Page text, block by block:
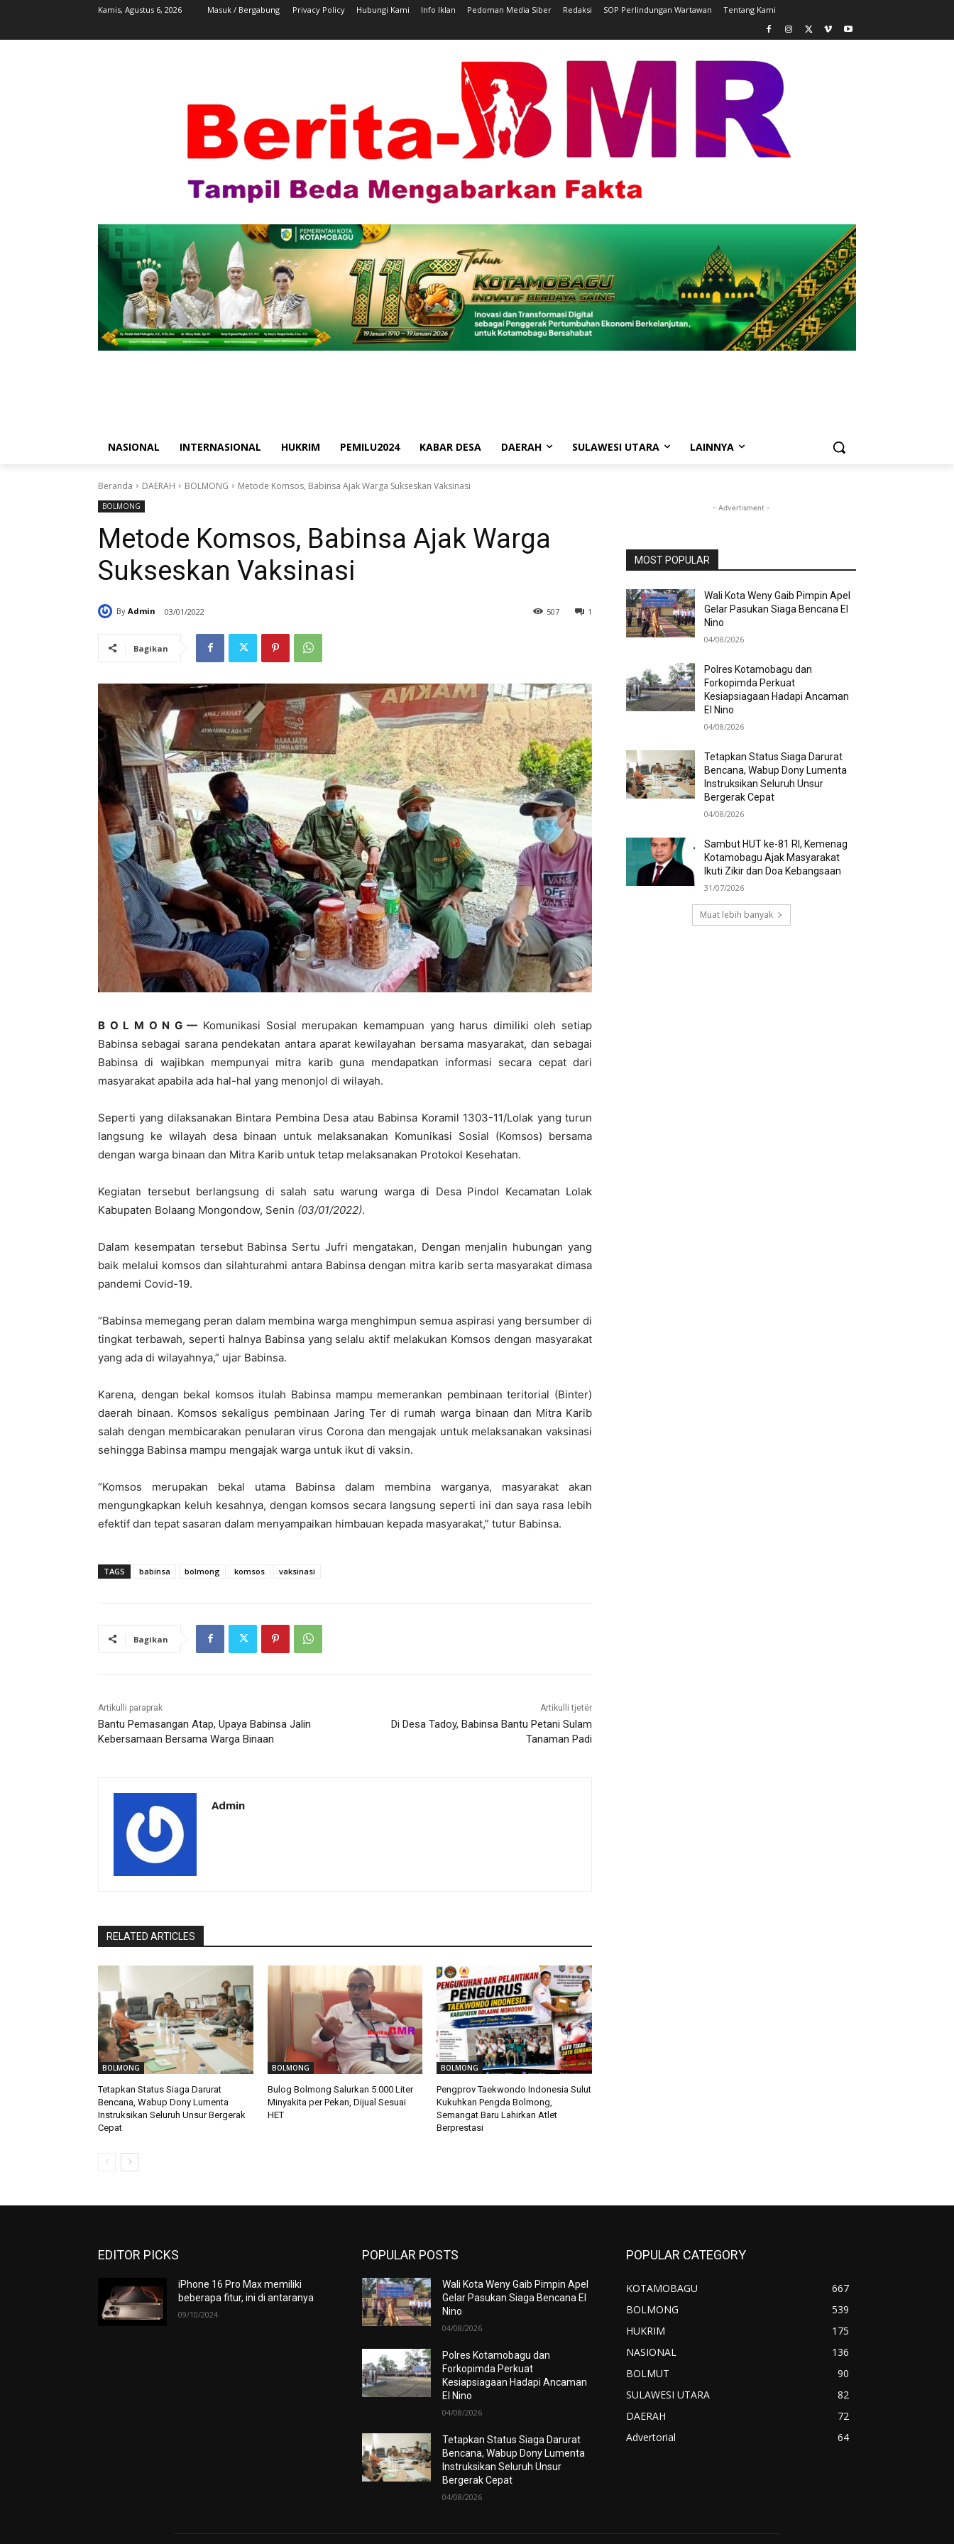
Kamis, Agustus 6, 2026 Masuk / Bergabung Privacy Policy Hubungi Kami Info Iklan Pedoman Media Siber Redaksi SOP Perlindungan Wartawan Tentang Kami
NASIONAL INTERNASIONAL HUKRIM PEMILU2024 KABAR DESA DAERAH SULAWESI UTARA LAINNYA
Beranda DAERAH BOLMONG Metode Komsos, Babinsa Ajak Warga Sukseskan Vaksinasi
BOLMONG
Metode Komsos, Babinsa Ajak Warga
Sukseskan Vaksinasi
By Admin 03/01/2022 1
507
Bagikan
B O L M O N G — Komunikasi Sosial merupakan kemampuan yang harus dimiliki oleh setiap
Babinsa sebagai sarana pendekatan antara aparat kewilayahan bersama masyarakat, dan sebagai
Babinsa di wajibkan mempunyai mitra karib guna mendapatkan informasi secara cepat dari
masyarakat apabila ada hal-hal yang menonjol di wilayah.
Seperti yang dilaksanakan Bintara Pembina Desa atau Babinsa Koramil 1303-11/Lolak yang turun
langsung ke wilayah desa binaan untuk melaksanakan Komunikasi Sosial (Komsos) bersama
dengan warga binaan dan Mitra Karib untuk tetap melaksanakan Protokol Kesehatan.
Kegiatan tersebut berlangsung di salah satu warung warga di Desa Pindol Kecamatan Lolak
Kabupaten Bolaang Mongondow, Senin (03/01/2022).
Dalam kesempatan tersebut Babinsa Sertu Jufri mengatakan, Dengan menjalin hubungan yang
baik melalui komsos dan silahturahmi antara Babinsa dengan mitra karib serta masyarakat dimasa
pandemi Covid-19.
“Babinsa memegang peran dalam membina warga menghimpun semua aspirasi yang bersumber di
tingkat terbawah, seperti halnya Babinsa yang selalu aktif melakukan Komsos dengan masyarakat
yang ada di wilayahnya,” ujar Babinsa.
Karena, dengan bekal komsos itulah Babinsa mampu memerankan pembinaan teritorial (Binter)
daerah binaan. Komsos sekaligus pembinaan Jaring Ter di rumah warga binaan dan Mitra Karib
salah dengan membicarakan penularan virus Corona dan mengajak untuk melaksanakan vaksinasi
sehingga Babinsa mampu mengajak warga untuk ikut di vaksin.
“Komsos merupakan bekal utama Babinsa dalam membina warganya, masyarakat akan
mengungkapkan keluh kesahnya, dengan komsos secara langsung seperti ini dan saya rasa lebih
efektif dan tepat sasaran dalam menyampaikan himbauan kepada masyarakat,” tutur Babinsa.
TAGS babinsa bolmong komsos vaksinasi
Bagikan
Artikulli paraprak
Bantu Pemasangan Atap, Upaya Babinsa Jalin
Kebersamaan Bersama Warga Binaan
Artikulli tjetër
Di Desa Tadoy, Babinsa Bantu Petani Sulam
Tanaman Padi
Admin
RELATED ARTICLES
BOLMONG
Tetapkan Status Siaga Darurat
Bencana, Wabup Dony Lumenta
Instruksikan Seluruh Unsur Bergerak
Cepat
BOLMONG
Bulog Bolmong Salurkan 5.000 Liter
Minyakita per Pekan, Dijual Sesuai
HET
BOLMONG
Pengprov Taekwondo Indonesia Sulut
Kukuhkan Pengda Bolmong,
Semangat Baru Lahirkan Atlet
Berprestasi
- Advertisment -
MOST POPULAR
Wali Kota Weny Gaib Pimpin Apel
Gelar Pasukan Siaga Bencana El
Nino
04/08/2026
Polres Kotamobagu dan
Forkopimda Perkuat
Kesiapsiagaan Hadapi Ancaman
El Nino
04/08/2026
Tetapkan Status Siaga Darurat
Bencana, Wabup Dony Lumenta
Instruksikan Seluruh Unsur
Bergerak Cepat
04/08/2026
Sambut HUT ke-81 RI, Kemenag
Kotamobagu Ajak Masyarakat
Ikuti Zikir dan Doa Kebangsaan
31/07/2026
Muat lebih banyak
EDITOR PICKS
iPhone 16 Pro Max memiliki
beberapa fitur, ini di antaranya
09/10/2024
POPULAR POSTS
Wali Kota Weny Gaib Pimpin Apel
Gelar Pasukan Siaga Bencana El
Nino
04/08/2026
Polres Kotamobagu dan
Forkopimda Perkuat
Kesiapsiagaan Hadapi Ancaman
El Nino
04/08/2026
Tetapkan Status Siaga Darurat
Bencana, Wabup Dony Lumenta
Instruksikan Seluruh Unsur
Bergerak Cepat
04/08/2026
POPULAR CATEGORY
KOTAMOBAGU
667
BOLMONG
539
HUKRIM
175
NASIONAL
136
BOLMUT
90
SULAWESI UTARA
82
DAERAH
72
Advertorial
64